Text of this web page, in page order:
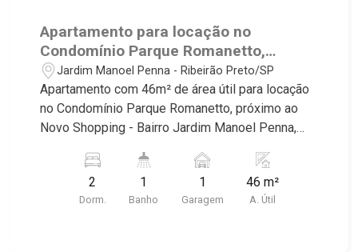
Apartamento para locação no
Condomínio Parque Romanetto,
próximo ao Novo Shopping - Ribeirão
Preto/SP.
Jardim Manoel Penna - Ribeirão Preto/SP
Apartamento com 46m² de área útil para locação
no Condomínio Parque Romanetto, próximo ao
Novo Shopping - Bairro Jardim Manoel Penna,
deste imóvel que a Martinelli Imobiliária
selecionou para você: - 46m² de área útil - 2
dormitórios sendo 1 com armário - Banheiro
2
Dorm.
1
Banho
1
Garagem
46 m²
A. Útil